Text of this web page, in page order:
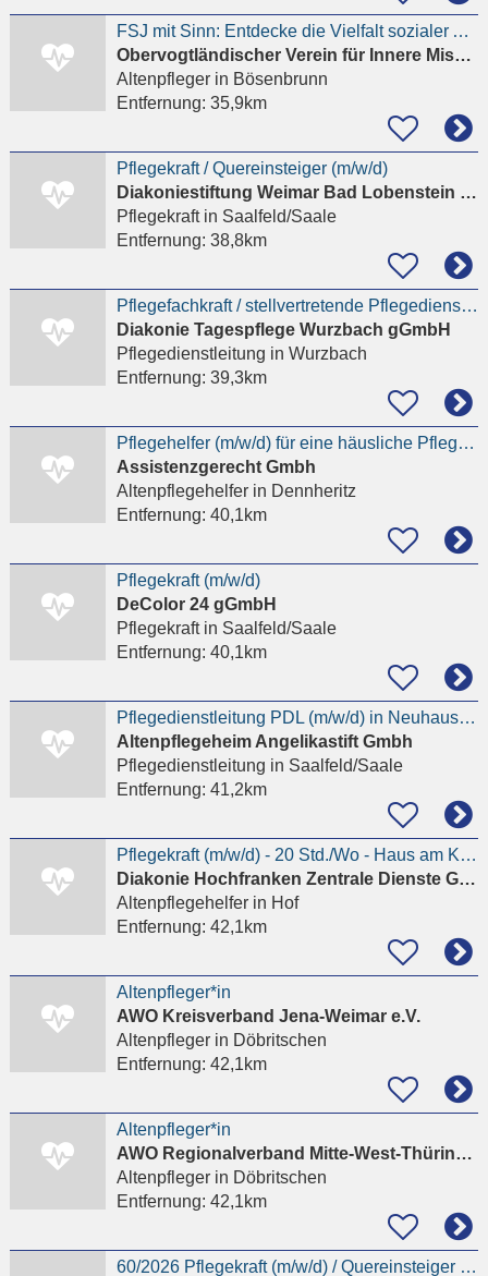
FSJ mit Sinn: Entdecke die Vielfalt sozialer Arbeit - Altenhilfe!
Obervogtländischer Verein für Innere Mission Marienstift e.V WfB Obervogtland
Altenpflegerin Bösenbrunn
Entfernung: 35,9km
Pflegekraft / Quereinsteiger (m/w/d)
Diakoniestiftung Weimar Bad Lobenstein gGmbH
Pflegekraftin Saalfeld/Saale
Entfernung: 38,8km
Pflegefachkraft / stellvertretende Pflegedienstleitung (m/w/d) Tagespflege
Diakonie Tagespflege Wurzbach gGmbH
Pflegedienstleitung in Wurzbach
Entfernung: 39,3km
Pflegehelfer (m/w/d) für eine häusliche Pflegestelle gesucht
Assistenzgerecht Gmbh
Altenpflegehelferin Dennheritz
Entfernung: 40,1km
Pflegekraft (m/w/d)
DeColor 24 gGmbH
Pflegekraftin Saalfeld/Saale
Entfernung: 40,1km
Pflegedienstleitung PDL (m/w/d) in Neuhaus am Rennweg
Altenpflegeheim Angelikastift Gmbh
Pflegedienstleitung in Saalfeld/Saale
Entfernung: 41,2km
Pflegekraft (m/w/d) - 20 Std./Wo - Haus am Klosterhof“ in Hof
Diakonie Hochfranken Zentrale Dienste GmbH
Altenpflegehelferin Hof
Entfernung: 42,1km
Altenpfleger*in
AWO Kreisverband Jena-Weimar e.V.
Altenpflegerin Döbritschen
Entfernung: 42,1km
Altenpfleger*in
AWO Regionalverband Mitte-West-Thüringen e.V.
Altenpflegerin Döbritschen
Entfernung: 42,1km
60/2026 Pflegekraft (m/w/d) / Quereinsteiger (m/w/d) mit Berufserfahrung für die ambulante Pflege